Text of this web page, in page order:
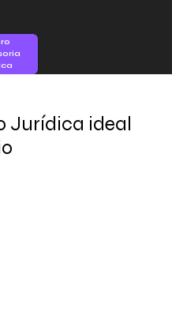
Jurídica ideal